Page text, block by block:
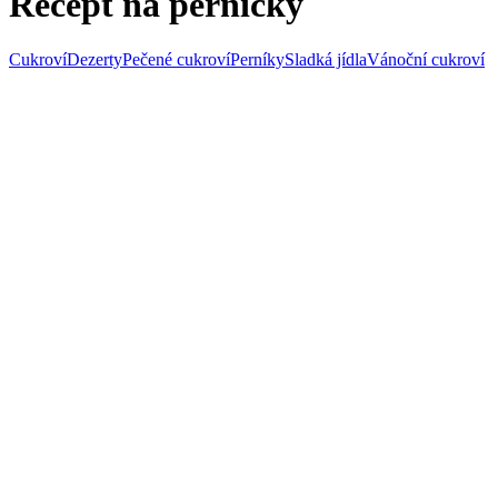
CukrovíDezertyPečené cukrovíPerníkySladká jídlaVánoční cukroví